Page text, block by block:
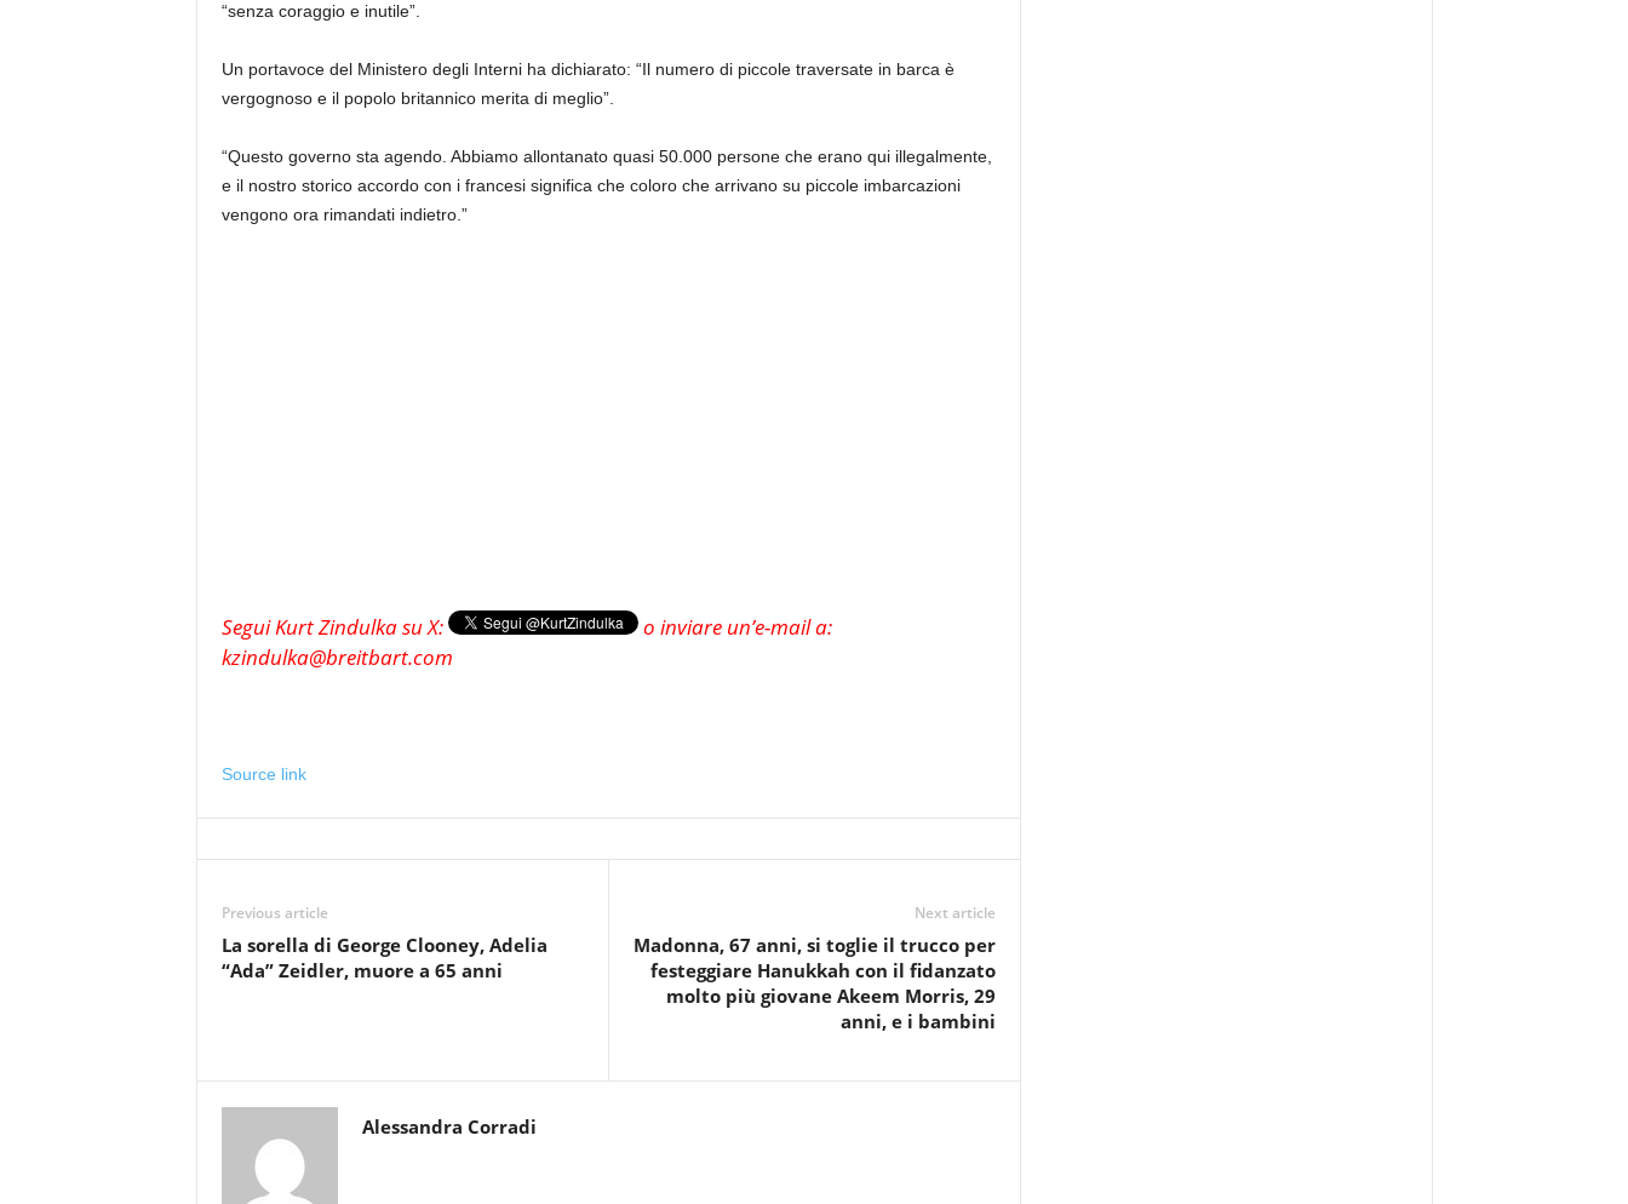
“senza coraggio e inutile”.
Un portavoce del Ministero degli Interni ha dichiarato: “Il numero di piccole traversate in barca è
vergognoso e il popolo britannico merita di meglio”.
“Questo governo sta agendo. Abbiamo allontanato quasi 50.000 persone che erano qui illegalmente,
e il nostro storico accordo con i francesi significa che coloro che arrivano su piccole imbarcazioni
vengono ora rimandati indietro.”
Segui Kurt Zindulka su X:
o inviare un’e-mail a:
kzindulka@breitbart.com
Source link
Previous article
La sorella di George Clooney, Adelia
“Ada” Zeidler, muore a 65 anni
Next article
Madonna, 67 anni, si toglie il trucco per
festeggiare Hanukkah con il fidanzato
molto più giovane Akeem Morris, 29
anni, e i bambini
Alessandra Corradi